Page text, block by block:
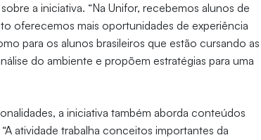
a iniciativa. “Na Unifor, recebemos alunos de
oferecemos mais oportunidades de experiência
para os alunos brasileiros que estão cursando as
do ambiente e propõem estratégias para uma
a iniciativa também aborda conteúdos
atividade trabalha conceitos importantes da